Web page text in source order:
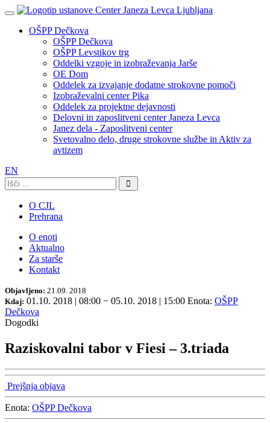
OŠPP Dečkova
OŠPP Dečkova
OŠPP Levstikov trg
Oddelki vzgoje in izobraževanja Jarše
OE Dom
Oddelek za izvajanje dodatne strokovne pomoči
Izobraževalni center Pika
Oddelek za projektne dejavnosti
Delovni in zaposlitveni center Janeza Levca
Janez dela - Zaposlitveni center
Svetovalno delo, druge strokovne službe in Aktiv za
avtizem
EN
Išči:
O CJL
Prehrana
O enoti
Aktualno
Za starše
Kontakt
Objavljeno: 21.09. 2018
Kdaj: 01.10. 2018 | 08:00 − 05.10. 2018 | 15:00 Enota: OŠPP
Dečkova
Dogodki
Raziskovalni tabor v Fiesi – 3.triada
Prejšnja objava
Enota: OŠPP Dečkova